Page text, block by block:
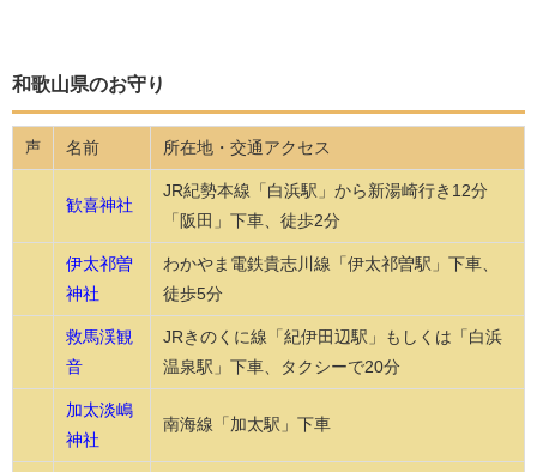
和歌山県のお守り
声 名前 所在地・交通アクセス
歓喜神社
JR紀勢本線「白浜駅」から新湯崎行き12分
「阪田」下車、徒歩2分
伊太祁曽
神社
わかやま電鉄貴志川線「伊太祁曽駅」下車、
徒歩5分
救馬渓観
音
JRきのくに線「紀伊田辺駅」もしくは「白浜
温泉駅」下車、タクシーで20分
加太淡嶋
神社
南海線「加太駅」下車